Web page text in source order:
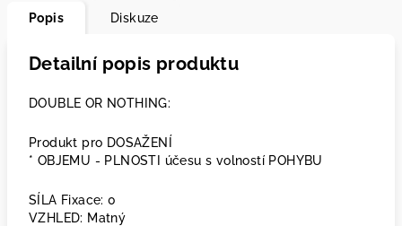
Popis Diskuze
Detailní popis produktu
DOUBLE OR NOTHING:
Produkt pro DOSAŽENÍ
* OBJEMU - PLNOSTI účesu s volností POHYBU
SÍLA Fixace: 0
VZHLED: Matný